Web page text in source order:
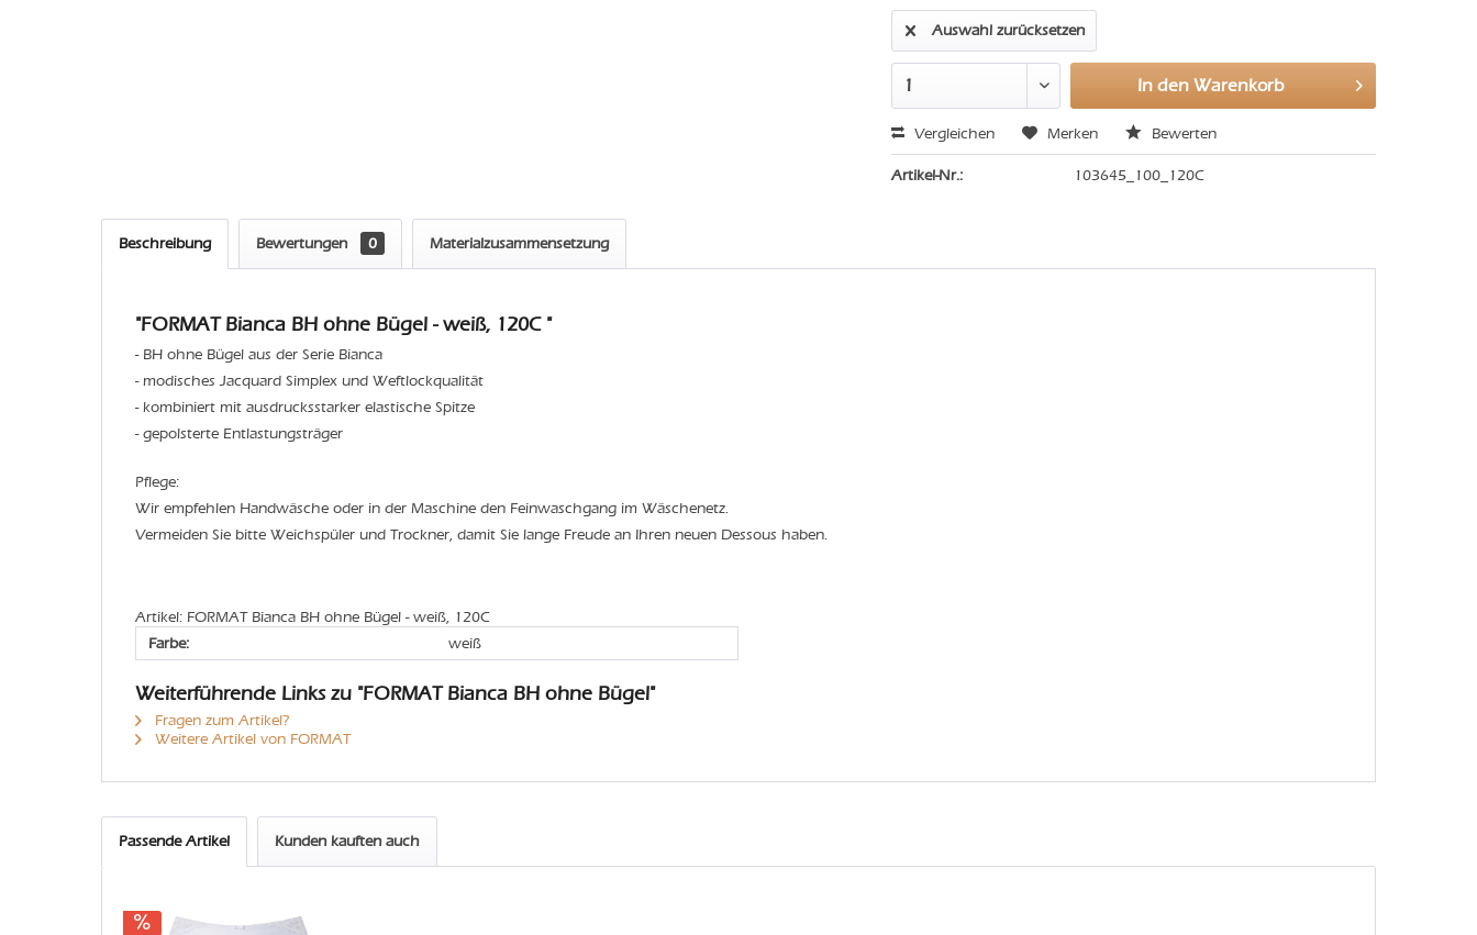
Auswahl zurücksetzen
In den Warenkorb
Vergleichen Merken Bewerten
Artikel-Nr.: 103645_100_120C
Beschreibung Bewertungen 0 Materialzusammensetzung
"FORMAT Bianca BH ohne Bügel - weiß, 120C "
- BH ohne Bügel aus der Serie Bianca
- modisches Jacquard Simplex und Weftlockqualität
- kombiniert mit ausdrucksstarker elastische Spitze
- gepolsterte Entlastungsträger
Pflege:
Wir empfehlen Handwäsche oder in der Maschine den Feinwaschgang im Wäschenetz.
Vermeiden Sie bitte Weichspüler und Trockner, damit Sie lange Freude an Ihren neuen Dessous haben.
Artikel: FORMAT Bianca BH ohne Bügel - weiß, 120C
Farbe:
weiß
Weiterführende Links zu "FORMAT Bianca BH ohne Bügel"
Fragen zum Artikel?
Weitere Artikel von FORMAT
Passende Artikel Kunden kauften auch